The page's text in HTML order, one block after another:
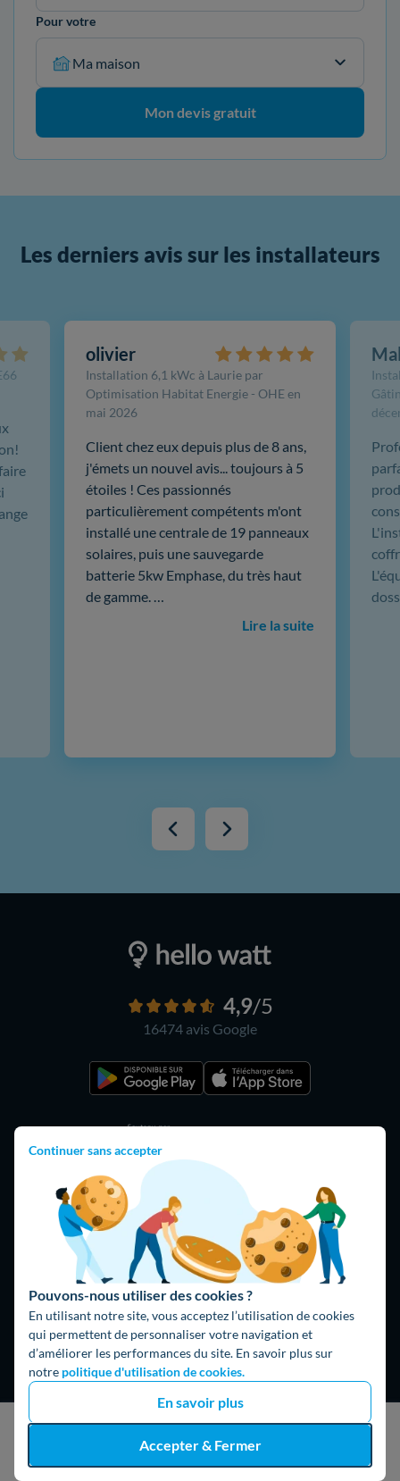
Continuer sans accepter
Pouvons-nous utiliser des cookies ?
En utilisant notre site, vous acceptez l’utilisation de cookies
qui permettent de personnaliser votre navigation et
d’améliorer les performances du site. En savoir plus sur
notre politique d'utilisation de cookies.
En savoir plus
Accepter & Fermer
J'obtiens un devis gratuit
Pour votre
Ma maison
Mon devis gratuit
Les derniers avis sur les installateurs
olivier
Installation 6,1 kWc à Laurie par
Optimisation Habitat Energie - OHE en
mai 2026
Client chez eux depuis plus de 8 ans,
j'émets un nouvel avis... toujours à 5
étoiles ! Ces passionnés
particulièrement compétents m'ont
installé une centrale de 19 panneaux
solaires, puis une sauvegarde
batterie 5kw Emphase, du très haut
de gamme. …
Lire la suite
4,9/5
16474 avis Google
Hello What ?
Blog
L'équipe de rédaction
Hello Watt Espagne
Hello Team
Jobs